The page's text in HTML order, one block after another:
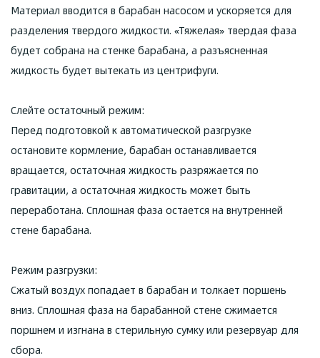
Материал вводится в барабан насосом и ускоряется для
разделения твердого жидкости. «Тяжелая» твердая фаза
будет собрана на стенке барабана, а разъясненная
жидкость будет вытекать из центрифуги.
Слейте остаточный режим:
Перед подготовкой к автоматической разгрузке
остановите кормление, барабан останавливается
вращается, остаточная жидкость разряжается по
гравитации, а остаточная жидкость может быть
переработана. Сплошная фаза остается на внутренней
стене барабана.
Режим разгрузки:
Сжатый воздух попадает в барабан и толкает поршень
вниз. Сплошная фаза на барабанной стене сжимается
поршнем и изгнана в стерильную сумку или резервуар для
сбора.